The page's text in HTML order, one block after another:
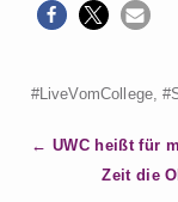
#LiveVomCollege,
B UWC heißt für
Zeit die